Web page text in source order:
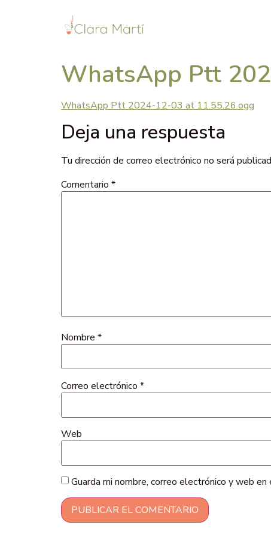
WhatsApp Ptt
WhatsApp Ptt 2024-12-03 at 11.55.26.ogg
Deja una respuesta
Tu dirección de correo electrónico no será
Comentario *
Nombre *
Correo electrónico *
Web
Guarda mi nombre, correo electrónico y web